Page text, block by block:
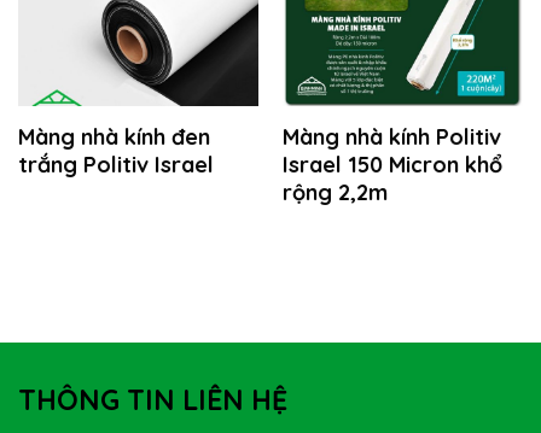
Màng nhà kính đen
trắng Politiv Israel
Màng nhà kính Politiv
Israel 150 Micron khổ
rộng 2,2m
THÔNG TIN LIÊN HỆ